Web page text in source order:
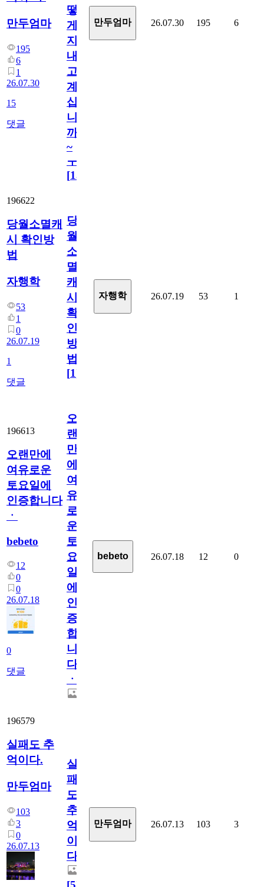
만두엄마
195
6
1
26.07.30
15
댓글
떻
게
지
내
고
계
십
니
까
~
ㅜ
[15
만두엄마 26.07.30 195 6
196622
당월소멸캐
시 확인방
법
자행학
53
1
0
26.07.19
1
댓글
당
월
소
멸
캐
시
확
인
방
법
[1]
자행학 26.07.19 53 1
196613
오랜만에
여유로운
토요일에
인증합니다
ㆍ
bebeto
12
0
0
26.07.18
0
댓글
오
랜
만
에
여
유
로
운
토
요
일
에
인
증
합
니
다
ㆍ
bebeto 26.07.18 12 0
196579
실패도 추
억이다.
만두엄마
103
3
0
26.07.13
실
패
도
추
억
이
다.
만두엄마 26.07.13 103 3